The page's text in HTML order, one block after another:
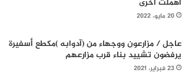
أهملت أخرى
20 مايو، 2022
عاجل / مزارعون ووجهاء من (آدوابه )مكطع أسفيرة
يرفضون تشييد بناء قرب مزارعهم
23 فبراير، 2021